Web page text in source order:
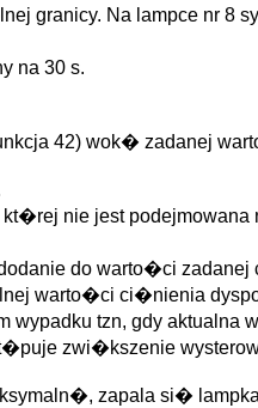
Na lampce nr 8
na 30 s.
42) wok� zadanej
nie jest
do warto�ci zadanej
warto�ci ci�nienia
wypadku tzn, gdy
zwi�kszenie
zapala si�